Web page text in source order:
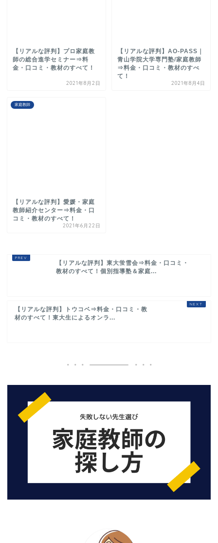
【リアルな評判】プロ家庭教
師の総合進学セミナー⇒料
金・口コミ・教材のすべて！
2021年8月2日
【リアルな評判】AO-PASS｜
青山学院大学専門塾/家庭教師
⇒料金・口コミ・教材のすべ
て！
2021年8月4日
家庭教師
【リアルな評判】愛媛・家庭
教師紹介センター⇒料金・口
コミ・教材のすべて！
2021年6月22日
【リアルな評判】東大蛍雪会⇒料金・口コミ・
教材のすべて！個別指導塾＆家庭...
【リアルな評判】トウコベ⇒料金・口コミ・教
材のすべて！東大生によるオンラ...